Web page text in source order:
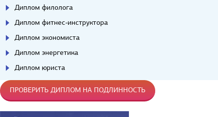
Диплом филолога
Диплом фитнес-инструктора
Диплом экономиста
Диплом энергетика
Диплом юриста
ПРОВЕРИТЬ ДИПЛОМ НА ПОДЛИННОСТЬ